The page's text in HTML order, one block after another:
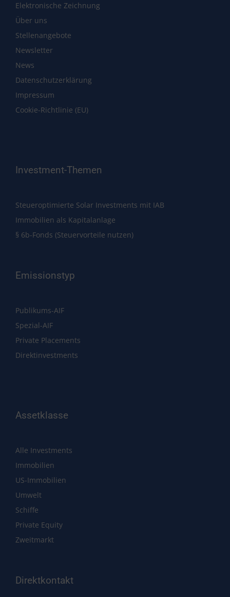
Elektronische Zeichnung
Über uns
Stellenangebote
Newsletter
News
Datenschutzerklärung
Impressum
Cookie-Richtlinie (EU)
Investment-Themen
Steueroptimierte Solar Investments mit IAB
Immobilien als Kapitalanlage
§ 6b-Fonds (Steuervorteile nutzen)
Emissionstyp
Publikums-AIF
Spezial-AIF
Private Placements
Direktinvestments
Assetklasse
Alle Investments
Immobilien
US-Immobilien
Umwelt
Schiffe
Private Equity
Zweitmarkt
Direktkontakt